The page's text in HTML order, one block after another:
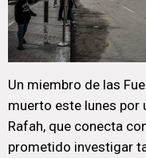
Un miembro de las
muerto este lunes por
Rafah, que conecta
prometido investigar